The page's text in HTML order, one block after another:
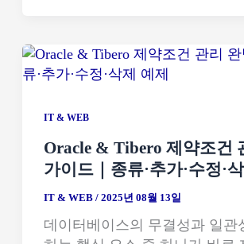
IT & WEB
Oracle & Tibero 제약조건
가이드｜종류·추가·수정·
IT & WEB /2025년 08월 13일
데이터베이스의 무결성과 일관